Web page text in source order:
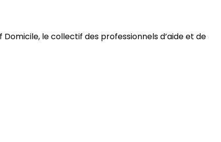
le collectif des professionnels d’aide et de